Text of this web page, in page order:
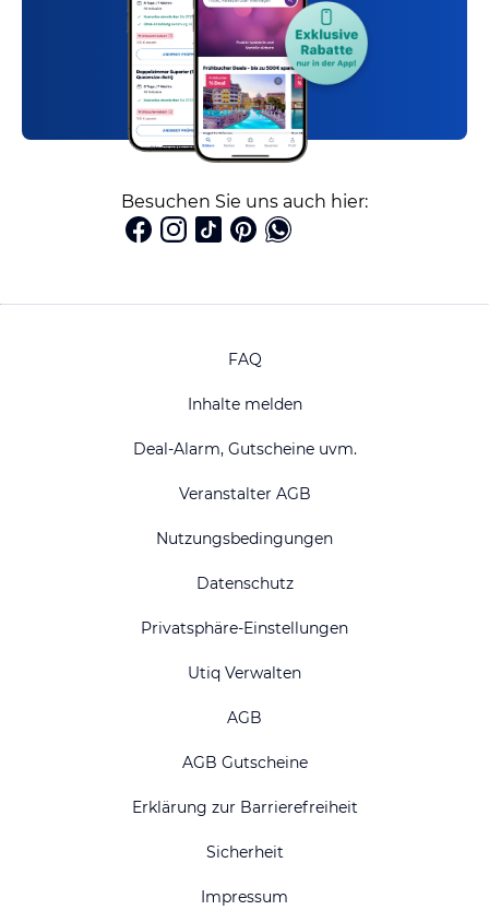
Besuchen Sie uns auch hier:
FAQ
Inhalte melden
Deal-Alarm, Gutscheine uvm.
Veranstalter AGB
Nutzungsbedingungen
Datenschutz
Privatsphäre-Einstellungen
Utiq Verwalten
AGB
AGB Gutscheine
Erklärung zur Barrierefreiheit
Sicherheit
Impressum